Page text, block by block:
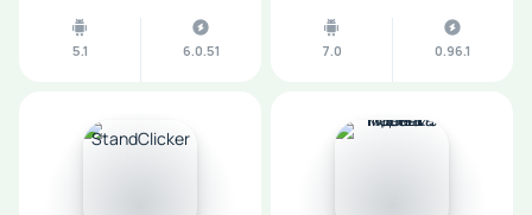
5.1 6.0.51 7.0 0.96.1